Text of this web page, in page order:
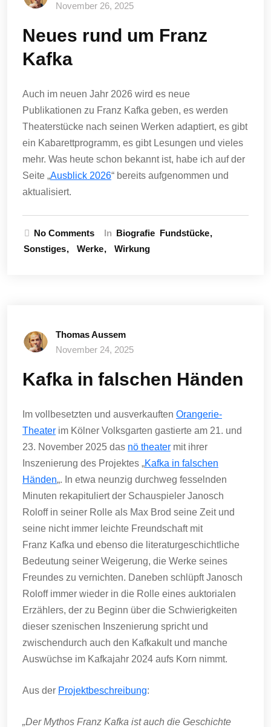
November 26, 2025
Neues rund um Franz
Kafka
Auch im neuen Jahr 2026 wird es neue
Publikationen zu Franz Kafka geben, es werden
Theaterstücke nach seinen Werken adaptiert, es gibt
ein Kabarettprogramm, es gibt Lesungen und vieles
mehr. Was heute schon bekannt ist, habe ich auf der
Seite „Ausblick 2026“ bereits aufgenommen und
aktualisiert.
No Comments In Biografie Fundstücke
Sonstiges
Werke Wirkung
Thomas Aussem
November 24, 2025
Kafka in falschen Händen
Im vollbesetzten und ausverkauften Orangerie-
Theater im Kölner Volksgarten gastierte am 21. und
23. November 2025 das nö theater mit ihrer
Inszenierung des Projektes „Kafka in falschen
Händen„. In etwa neunzig durchweg fesselnden
Minuten rekapituliert der Schauspieler Janosch
Roloff in seiner Rolle als Max Brod seine Zeit und
seine nicht immer leichte Freundschaft mit
Franz Kafka und ebenso die literaturgeschichtliche
Bedeutung seiner Weigerung, die Werke seines
Freundes zu vernichten. Daneben schlüpft Janosch
Roloff immer wieder in die Rolle eines auktorialen
Erzählers, der zu Beginn über die Schwierigkeiten
dieser szenischen Inszenierung spricht und
zwischendurch auch den Kafkakult und manche
Auswüchse im Kafkajahr 2024 aufs Korn nimmt.
Aus der Projektbeschreibung:
„Der Mythos Franz Kafka ist auch die Geschichte